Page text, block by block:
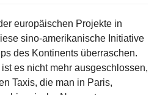
europäischen Projekte in
sino-amerikanische Initiative
des Kontinents überraschen.
es nicht mehr ausgeschlossen,
Taxis, die man in Paris,